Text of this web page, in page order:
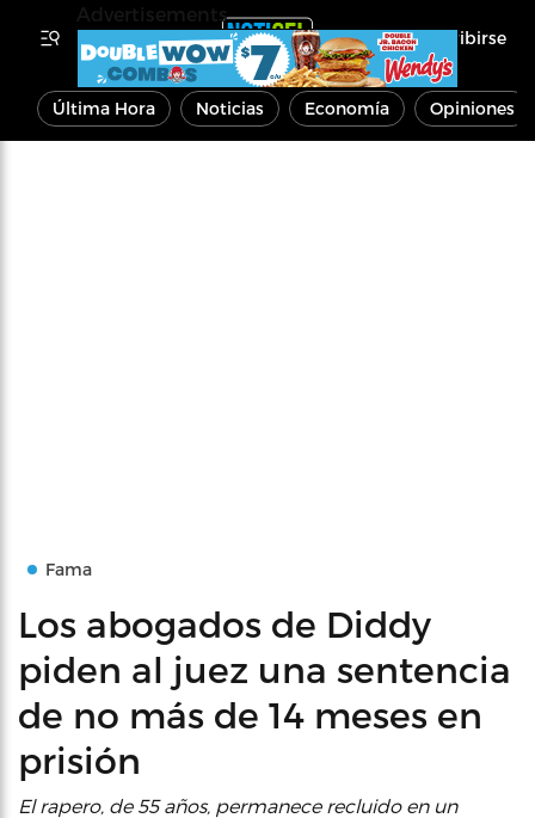
Inscribirse
Última Hora Noticias Economía Opiniones
Fama
Los abogados de Diddy
piden al juez una sentencia
de no más de 14 meses en
prisión
El rapero, de 55 años, permanece recluido en un
Advertisements